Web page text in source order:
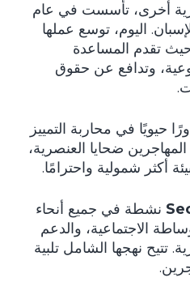
أخرى، تأسست في عام
اليوم، توسع عملها
تقدم المساعدة
وتدافع عن حقوق
حيويًا في محاربة التمييز
ضحايا العنصرية،
أكثر شمولية واحترامًا.
نشطة في جميع أنحاء
الاجتماعية، والدعم
تتيح نهجها الشامل تلبية